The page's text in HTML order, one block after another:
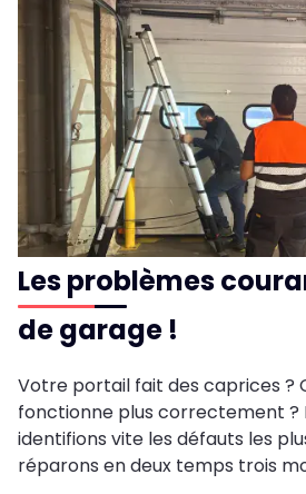
Les problèmes
de garage !
Votre portail fait des caprices ?
fonctionne plus correctement ?
identifions vite les défauts les
réparons en deux temps trois